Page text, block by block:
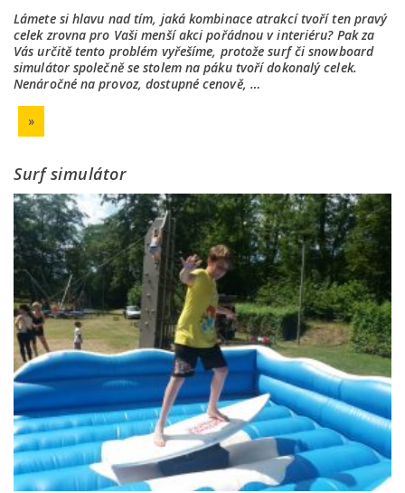
Lámete si hlavu nad tím, jaká kombinace atrakcí tvoří ten pravý
celek zrovna pro Vaši menší akci pořádnou v interiéru? Pak za
Vás určitě tento problém vyřešíme, protože surf či snowboard
simulátor společně se stolem na páku tvoří dokonalý celek.
Nenáročné na provoz, dostupné cenově, …
»
Surf simulátor